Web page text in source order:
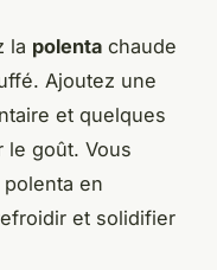
la polenta chaude
Ajoutez une
et quelques
le goût. Vous
en
et solidifier